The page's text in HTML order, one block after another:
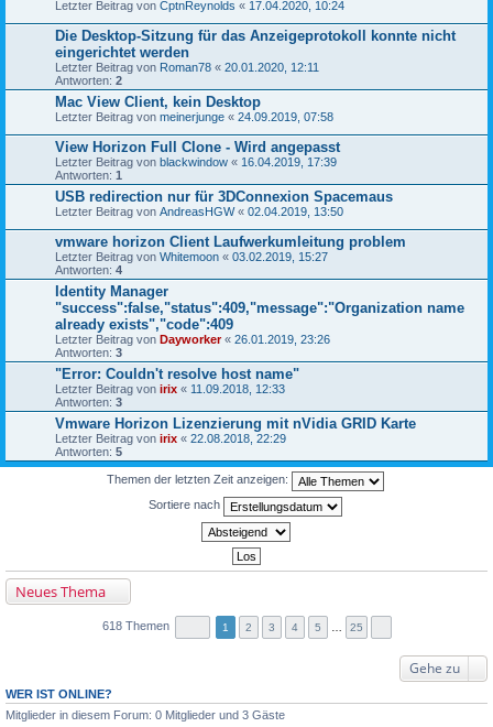
Letzter Beitrag von CptnReynolds « 17.04.2020, 10:24
Die Desktop-Sitzung für das Anzeigeprotokoll konnte nicht
eingerichtet werden
Letzter Beitrag von Roman78 « 20.01.2020, 12:11
Antworten: 2
Mac View Client, kein Desktop
Letzter Beitrag von meinerjunge « 24.09.2019, 07:58
View Horizon Full Clone - Wird angepasst
Letzter Beitrag von blackwindow « 16.04.2019, 17:39
Antworten: 1
USB redirection nur für 3DConnexion Spacemaus
Letzter Beitrag von AndreasHGW« 02.04.2019, 13:50
vmware horizon Client Laufwerkumleitung problem
Letzter Beitrag von Whitemoon « 03.02.2019, 15:27
Antworten: 4
Identity Manager
"success":false,"status":409,"message":"Organization name
already exists","code":409
Letzter Beitrag von Dayworker« 26.01.2019, 23:26
Antworten: 3
"Error: Couldn't resolve host name"
Letzter Beitrag von irix « 11.09.2018, 12:33
Antworten: 3
Vmware Horizon Lizenzierung mit nVidia GRID Karte
Letzter Beitrag von irix « 22.08.2018, 22:29
Antworten: 5
Themen der letzten Zeit anzeigen:
Sortiere nach
Neues Thema
618 Themen 1 2 3 4 5 25
Gehe zu
WER IST ONLINE?
Mitglieder in diesem Forum: 0 Mitglieder und 3 Gäste